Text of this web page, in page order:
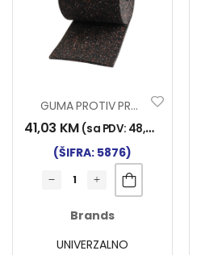
GUMA PROTIV PROKLIZAVANJA PALETA 3x250x10000mm
41,03 KM (sa PDV: 48,00
(ŠIFRA: 5876)
Brands
UNIVERZALNO